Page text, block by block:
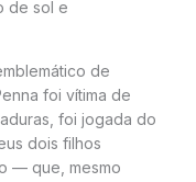
de sol e
de
foi vítima de
foi jogada do
dois filhos
— que, mesmo